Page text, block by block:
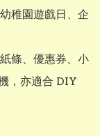
稚園遊戲日、企
條、優惠券、小
，亦適合 DIY